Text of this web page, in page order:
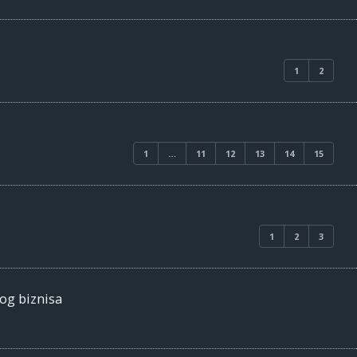
1 2
1 … 11 12 13 14 15
1 2 3
biznisa